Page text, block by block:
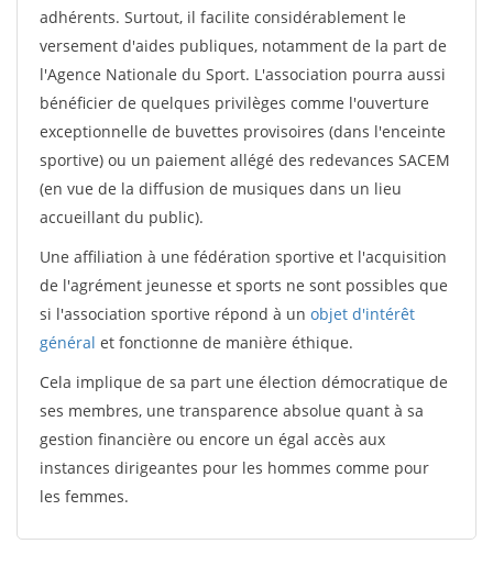
adhérents. Surtout, il facilite considérablement le
versement d'aides publiques, notamment de la part de
l'Agence Nationale du Sport. L'association pourra aussi
bénéficier de quelques privilèges comme l'ouverture
exceptionnelle de buvettes provisoires (dans l'enceinte
sportive) ou un paiement allégé des redevances SACEM
(en vue de la diffusion de musiques dans un lieu
accueillant du public).
Une affiliation à une fédération sportive et l'acquisition
de l'agrément jeunesse et sports ne sont possibles que
si l'association sportive répond à un objet d'intérêt
général et fonctionne de manière éthique.
Cela implique de sa part une élection démocratique de
ses membres, une transparence absolue quant à sa
gestion financière ou encore un égal accès aux
instances dirigeantes pour les hommes comme pour
les femmes.